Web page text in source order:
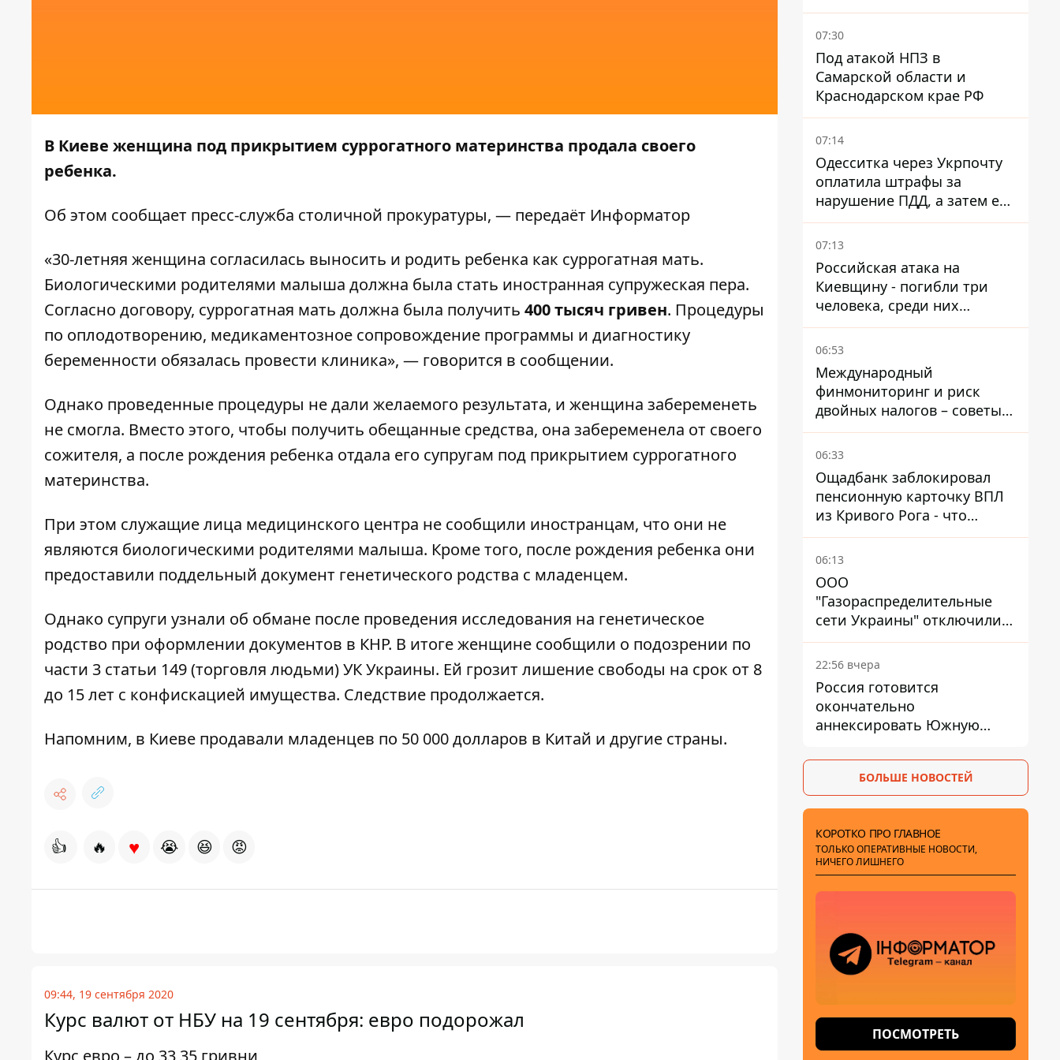
В Киеве женщина под прикрытием суррогатного материнства продала своего
ребенка.
Об этом сообщает пресс-служба столичной прокуратуры, — передаёт Информатор
«30-летняя женщина согласилась выносить и родить ребенка как суррогатная мать.
Биологическими родителями малыша должна была стать иностранная супружеская пера.
Согласно договору, суррогатная мать должна была получить 400 тысяч гривен. Процедуры
по оплодотворению, медикаментозное сопровождение программы и диагностику
беременности обязалась провести клиника», — говорится в сообщении.
Однако проведенные процедуры не дали желаемого результата, и женщина забеременеть
не смогла. Вместо этого, чтобы получить обещанные средства, она забеременела от своего
сожителя, а после рождения ребенка отдала его супругам под прикрытием суррогатного
материнства.
При этом служащие лица медицинского центра не сообщили иностранцам, что они не
являются биологическими родителями малыша. Кроме того, после рождения ребенка они
предоставили поддельный документ генетического родства с младенцем.
Однако супруги узнали об обмане после проведения исследования на генетическое
родство при оформлении документов в КНР. В итоге женщине сообщили о подозрении по
части 3 статьи 149 (торговля людьми) УК Украины. Ей грозит лишение свободы на срок от 8
до 15 лет с конфискацией имущества. Следствие продолжается.
Напомним, в Киеве продавали младенцев по 50 000 долларов в Китай и другие страны.
👍 🔥 ♥ 😭 😆 😡
09:44, 19 сентября 2020
Курс валют от НБУ на 19 сентября: евро подорожал
время войны - Сергей Куюн
07:30
Под атакой НПЗ в
Самарской области и
Краснодарском крае РФ
07:14
Одесситка через Укрпочту
оплатила штрафы за
нарушение ПДД, а затем ее
счета заблокировали - в
чем причина и что решил
07:13
Российская атака на
Киевщину - погибли три
человека, среди них
ребенок 2022 года
рождения
06:53
Международный
финмониторинг и риск
двойных налогов – советы
украинцам в Польше
06:33
Ощадбанк заблокировал
пенсионную карточку ВПЛ
из Кривого Рога - что
решил суд
06:13
ООО
"Газораспределительные
сети Украины" отключили
львовянке газ - что решил
суд
22:56 вчера
Россия готовится
окончательно
аннексировать Южную
обеспокоены
БОЛЬШЕ НОВОСТЕЙ
КОРОТКО ПРО ГЛАВНОЕ
ТОЛЬКО ОПЕРАТИВНЫЕ НОВОСТИ,
НИЧЕГО ЛИШНЕГО
ПОСМОТРЕТЬ